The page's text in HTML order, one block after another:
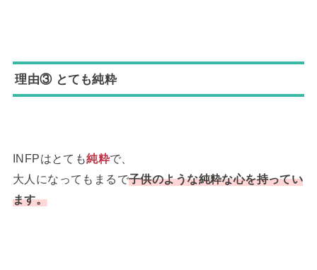
理由③ とても純粋
INFPはとても純粋で、
大人になってもまるで子供のような純粋な心を持ってい
ます。